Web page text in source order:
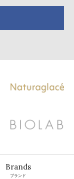
Brands
ブランド